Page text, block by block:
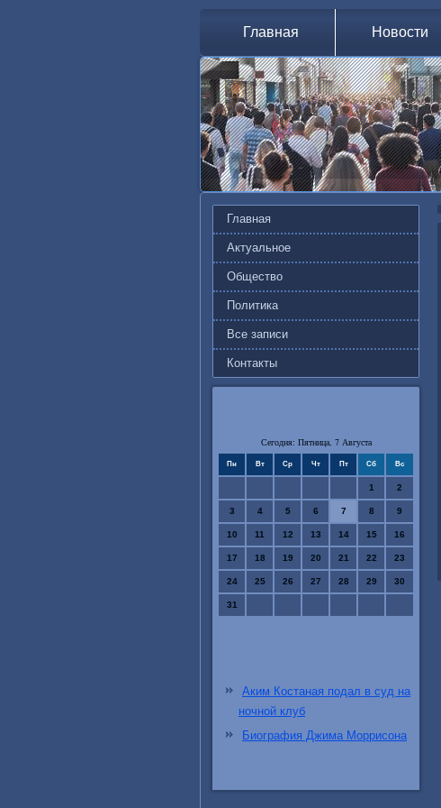
Главная Новости
Главная
Актуальное
Общество
Политика
Все записи
Контакты
Сегодня: Пятница, 7 Августа
Пн Вт Ср Чт Пт Сб Вс
1 2
3 4 5 6 7 8 9
10 11 12 13 14 15 16
17 18 19 20 21 22 23
24 25 26 27 28 29 30
31
Аким Костаная подал в суд на
ночной клуб
Биография Джима Моррисона